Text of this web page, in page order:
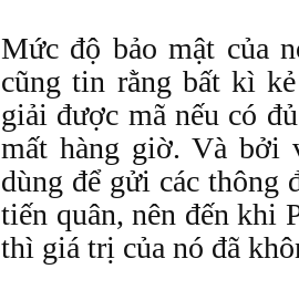
Mức độ bảo mật của
cũng tin rằng bất kì
giải được mã nếu có
mất hàng giờ. Và bởi
dùng để gửi các thông
tiến quân, nên đến khi
thì giá trị của nó đã